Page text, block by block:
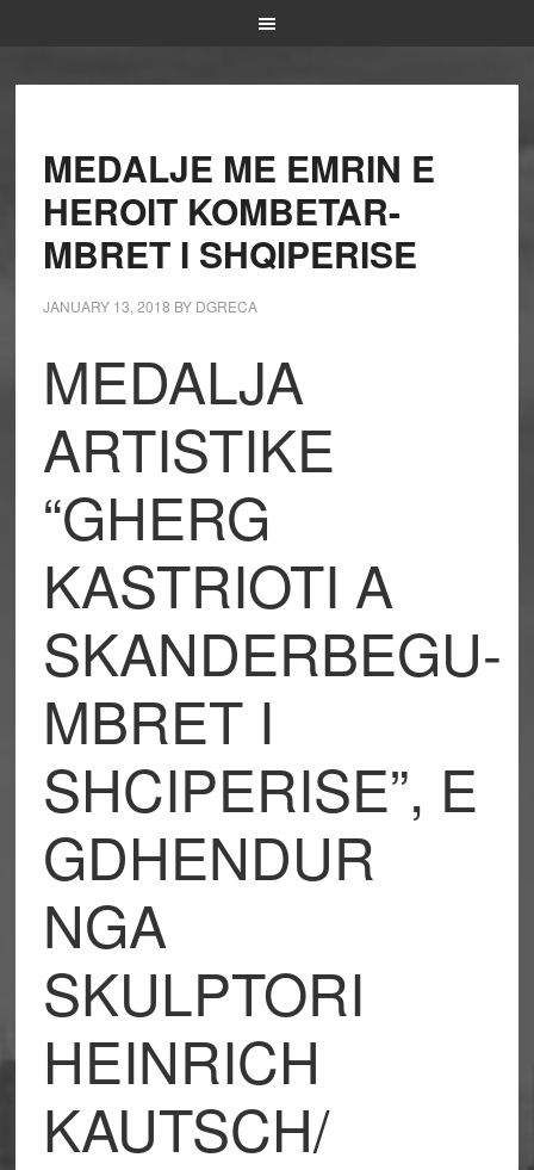
MEDALJE ME EMRIN E
HEROIT KOMBETAR-
MBRET I SHQIPERISE
JANUARY 13, 2018 BY DGRECA
MEDALJA
ARTISTIKE
“GHERG
KASTRIOTI A
SKANDERBEGU-
MBRET I
SHCIPERISE”, E
GDHENDUR
NGA
SKULPTORI
HEINRICH
KAUTSCH/